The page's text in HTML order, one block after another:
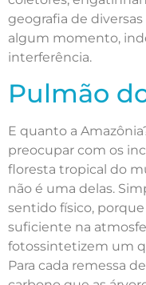
geografia de
algum momento,
interferência.
Pulmão
E quanto a
preocupar com os
floresta tropical do
não é uma delas.
sentido físico,
suficiente na
fotossintetizem um
Para cada remessa